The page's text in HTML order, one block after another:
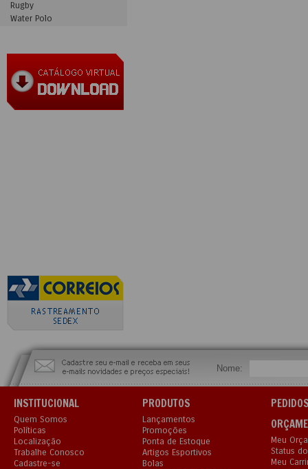
Rugby
Water Polo
Nome:
INSTITUCIONAL
Quem Somos
Políticas
Localização
Trabalhe Conosco
Cadastre-se
PRODUTOS
Lançamentos
Promoções
Ponta de Estoque
Artigos Esportivos
Bolas
Meu
Status
Meu